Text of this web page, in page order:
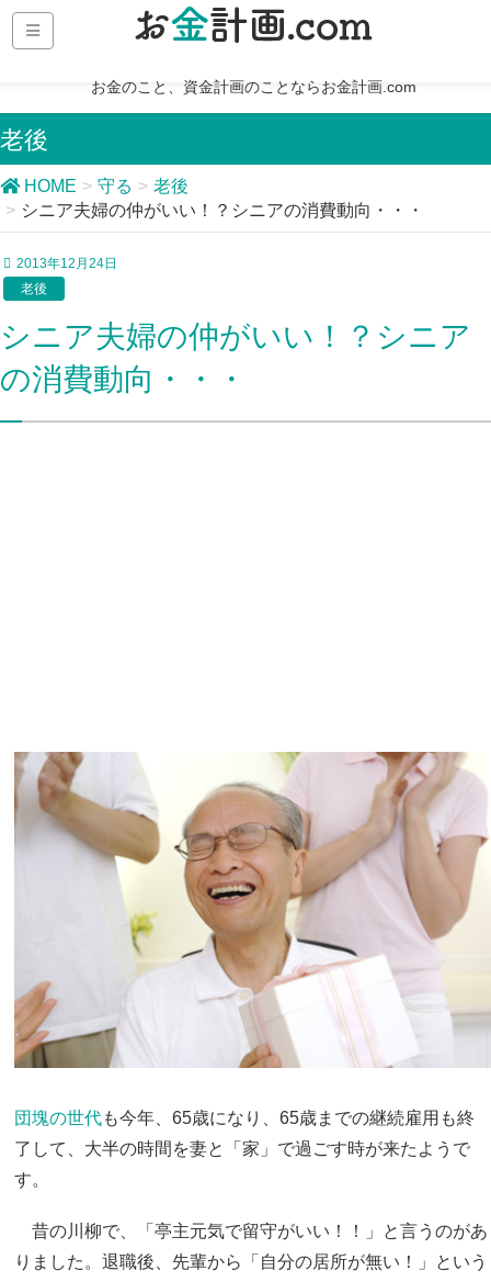
お金のこと、資金計画のことならお金計画.com
老後
HOME 守る
老後
シニア夫婦の仲がいい！？シニアの消費動向・・・
2013年12月24日
老後
シニア夫婦の仲がいい！？シニア
の消費動向・・・
団塊の世代も今年、65歳になり、65歳までの継続雇用も終
了して、大半の時間を妻と「家」で過ごす時が来たようで
す。
昔の川柳で、「亭主元気で留守がいい！！」と言うのがあ
りました。退職後、先輩から「自分の居所が無い！」という